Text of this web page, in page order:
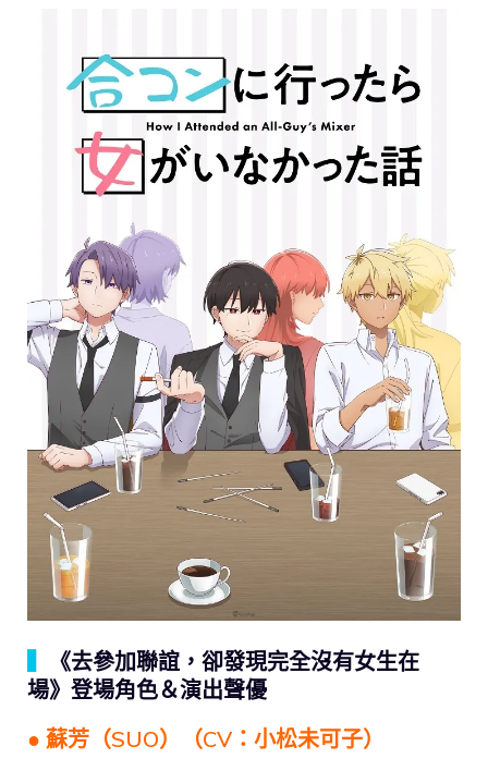
《去參加聯誼，卻發現完全沒有女生在
場》登場角色＆演出聲優
● 蘇芳（SUO）（CV：小松未可子）